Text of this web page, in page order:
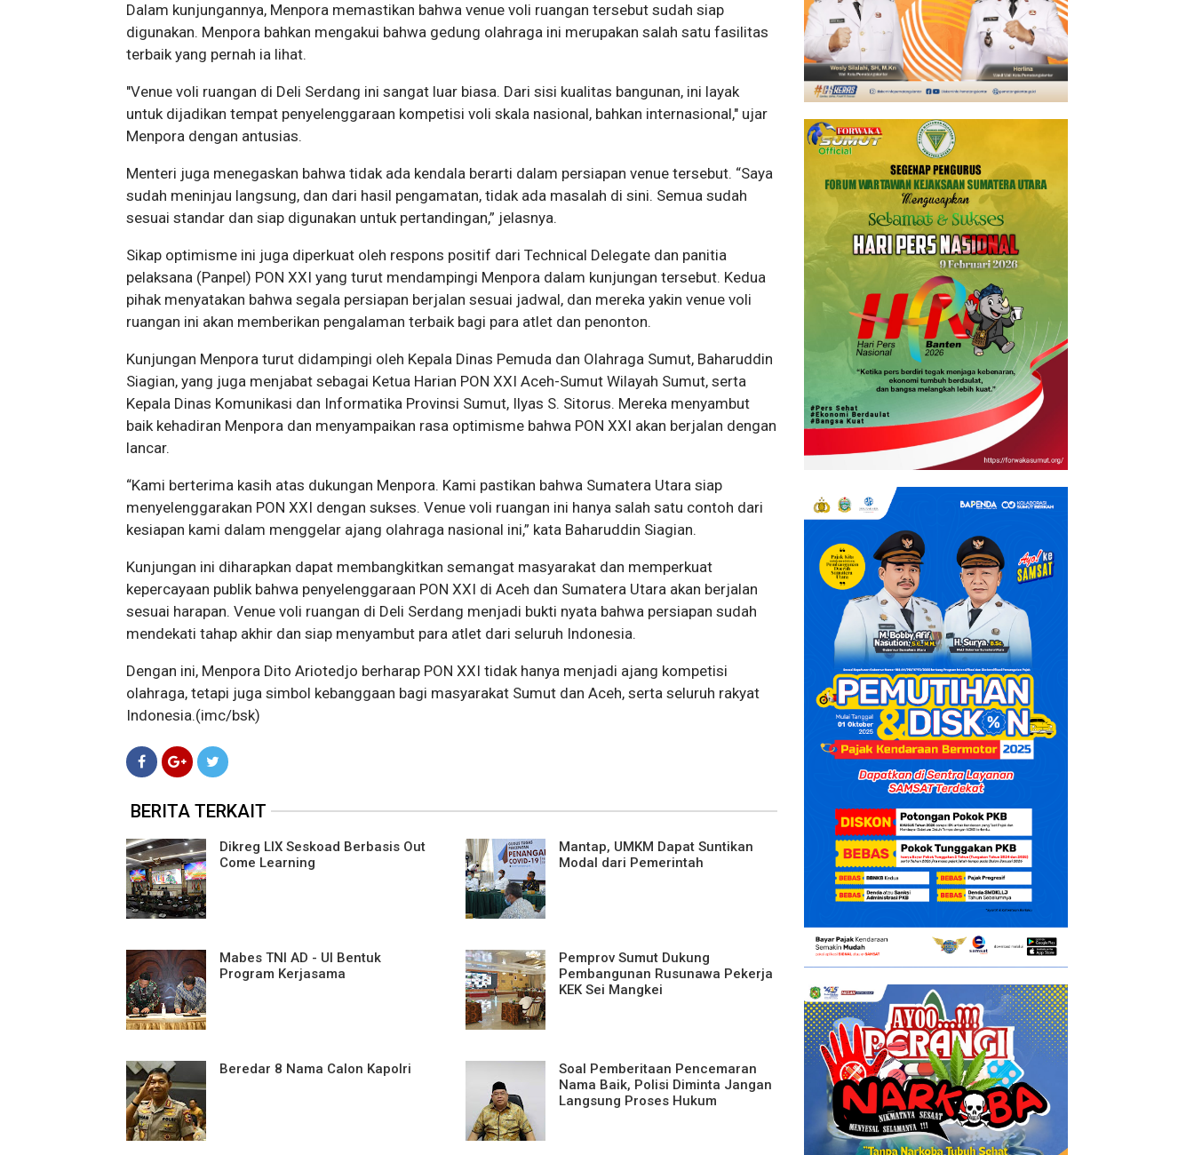
Dalam kunjungannya, Menpora memastikan bahwa venue voli ruangan tersebut sudah siap
digunakan. Menpora bahkan mengakui bahwa gedung olahraga ini merupakan salah satu fasilitas
terbaik yang pernah ia lihat.
"Venue voli ruangan di Deli Serdang ini sangat luar biasa. Dari sisi kualitas bangunan, ini layak
untuk dijadikan tempat penyelenggaraan kompetisi voli skala nasional, bahkan internasional," ujar
Menpora dengan antusias.
Menteri juga menegaskan bahwa tidak ada kendala berarti dalam persiapan venue tersebut. “Saya
sudah meninjau langsung, dan dari hasil pengamatan, tidak ada masalah di sini. Semua sudah
sesuai standar dan siap digunakan untuk pertandingan,” jelasnya.
Sikap optimisme ini juga diperkuat oleh respons positif dari Technical Delegate dan panitia
pelaksana (Panpel) PON XXI yang turut mendampingi Menpora dalam kunjungan tersebut. Kedua
pihak menyatakan bahwa segala persiapan berjalan sesuai jadwal, dan mereka yakin venue voli
ruangan ini akan memberikan pengalaman terbaik bagi para atlet dan penonton.
Kunjungan Menpora turut didampingi oleh Kepala Dinas Pemuda dan Olahraga Sumut, Baharuddin
Siagian, yang juga menjabat sebagai Ketua Harian PON XXI Aceh-Sumut Wilayah Sumut, serta
Kepala Dinas Komunikasi dan Informatika Provinsi Sumut, Ilyas S. Sitorus. Mereka menyambut
baik kehadiran Menpora dan menyampaikan rasa optimisme bahwa PON XXI akan berjalan dengan
lancar.
“Kami berterima kasih atas dukungan Menpora. Kami pastikan bahwa Sumatera Utara siap
menyelenggarakan PON XXI dengan sukses. Venue voli ruangan ini hanya salah satu contoh dari
kesiapan kami dalam menggelar ajang olahraga nasional ini,” kata Baharuddin Siagian.
Kunjungan ini diharapkan dapat membangkitkan semangat masyarakat dan memperkuat
kepercayaan publik bahwa penyelenggaraan PON XXI di Aceh dan Sumatera Utara akan berjalan
sesuai harapan. Venue voli ruangan di Deli Serdang menjadi bukti nyata bahwa persiapan sudah
mendekati tahap akhir dan siap menyambut para atlet dari seluruh Indonesia.
Dengan ini, Menpora Dito Ariotedjo berharap PON XXI tidak hanya menjadi ajang kompetisi
olahraga, tetapi juga simbol kebanggaan bagi masyarakat Sumut dan Aceh, serta seluruh rakyat
Indonesia.(imc/bsk)
BERITA TERKAIT
Dikreg LIX Seskoad Berbasis Out
Come Learning
Mantap, UMKM Dapat Suntikan
Modal dari Pemerintah
Mabes TNI AD - UI Bentuk
Program Kerjasama
Pemprov Sumut Dukung
Pembangunan Rusunawa Pekerja
KEK Sei Mangkei
Beredar 8 Nama Calon Kapolri
Soal Pemberitaan Pencemaran
Nama Baik, Polisi Diminta Jangan
Langsung Proses Hukum